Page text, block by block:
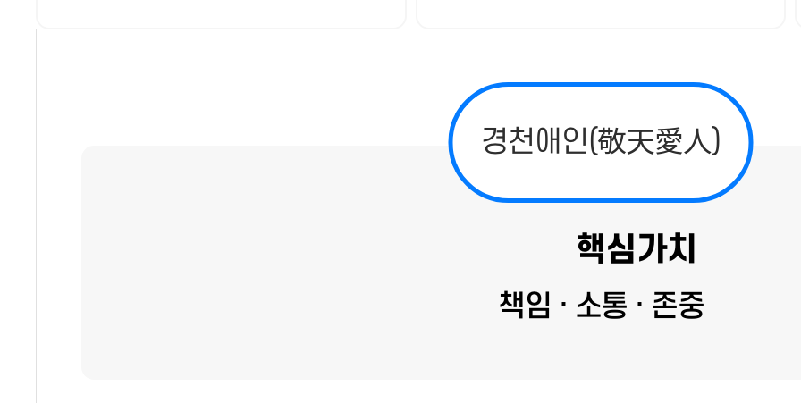
핵심가치
책임 · 소통 · 존중
경천애인(敬天愛人)